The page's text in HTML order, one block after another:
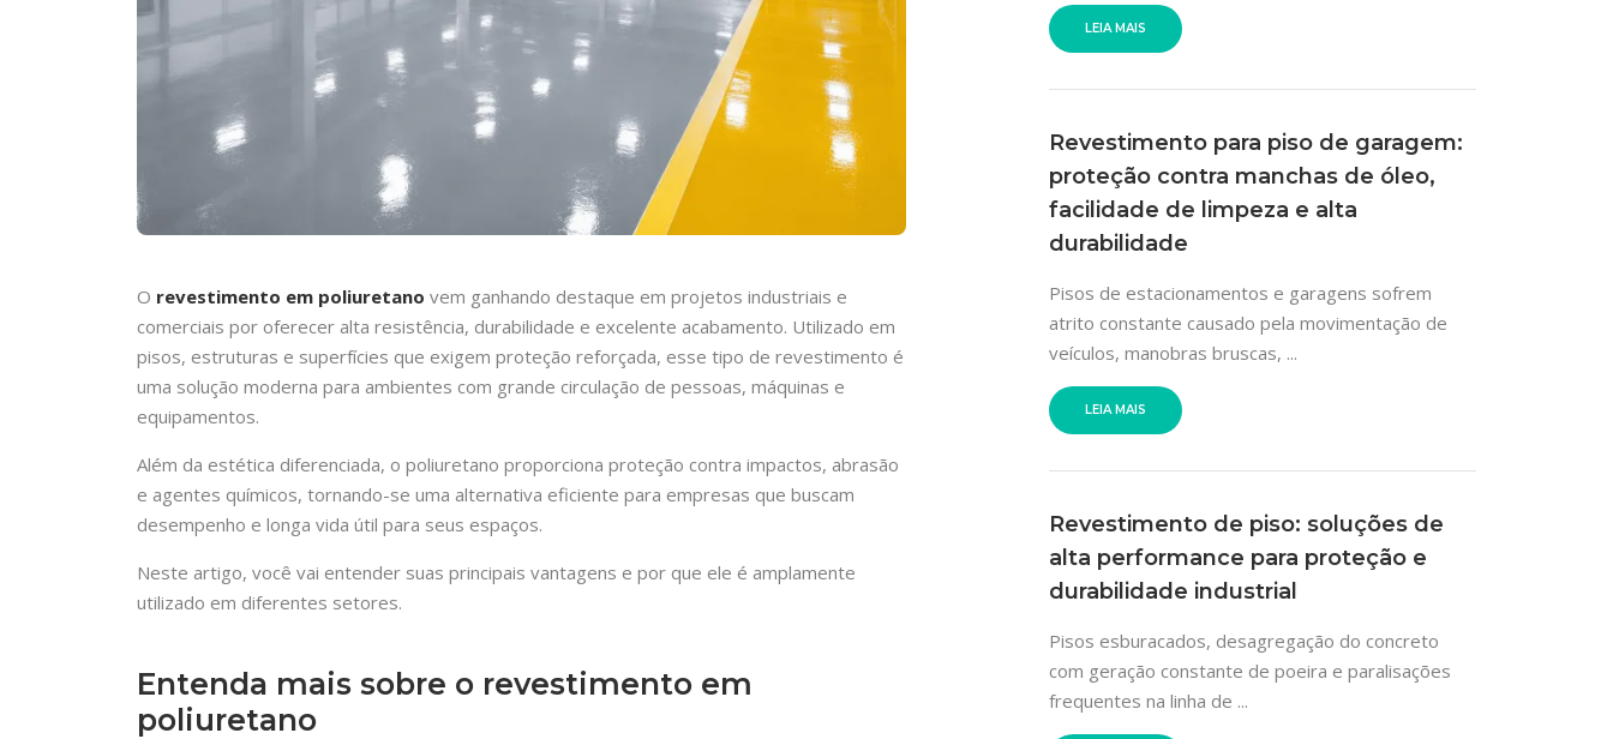
O revestimento em poliuretano vem ganhando destaque em projetos industriais e
comerciais por oferecer alta resistência, durabilidade e excelente acabamento. Utilizado em
pisos, estruturas e superfícies que exigem proteção reforçada, esse tipo de revestimento é
uma solução moderna para ambientes com grande circulação de pessoas, máquinas e
equipamentos.
Além da estética diferenciada, o poliuretano proporciona proteção contra impactos, abrasão
e agentes químicos, tornando-se uma alternativa eficiente para empresas que buscam
desempenho e longa vida útil para seus espaços.
Neste artigo, você vai entender suas principais vantagens e por que ele é amplamente
utilizado em diferentes setores.
Entenda mais sobre o revestimento em
poliuretano
LEIA MAIS
Revestimento para piso de garagem:
proteção contra manchas de óleo,
facilidade de limpeza e alta
durabilidade
Pisos de estacionamentos e garagens sofrem
atrito constante causado pela movimentação de
veículos, manobras bruscas, ...
LEIA MAIS
Revestimento de piso: soluções de
alta performance para proteção e
durabilidade industrial
Pisos esburacados, desagregação do concreto
com geração constante de poeira e paralisações
frequentes na linha de ...